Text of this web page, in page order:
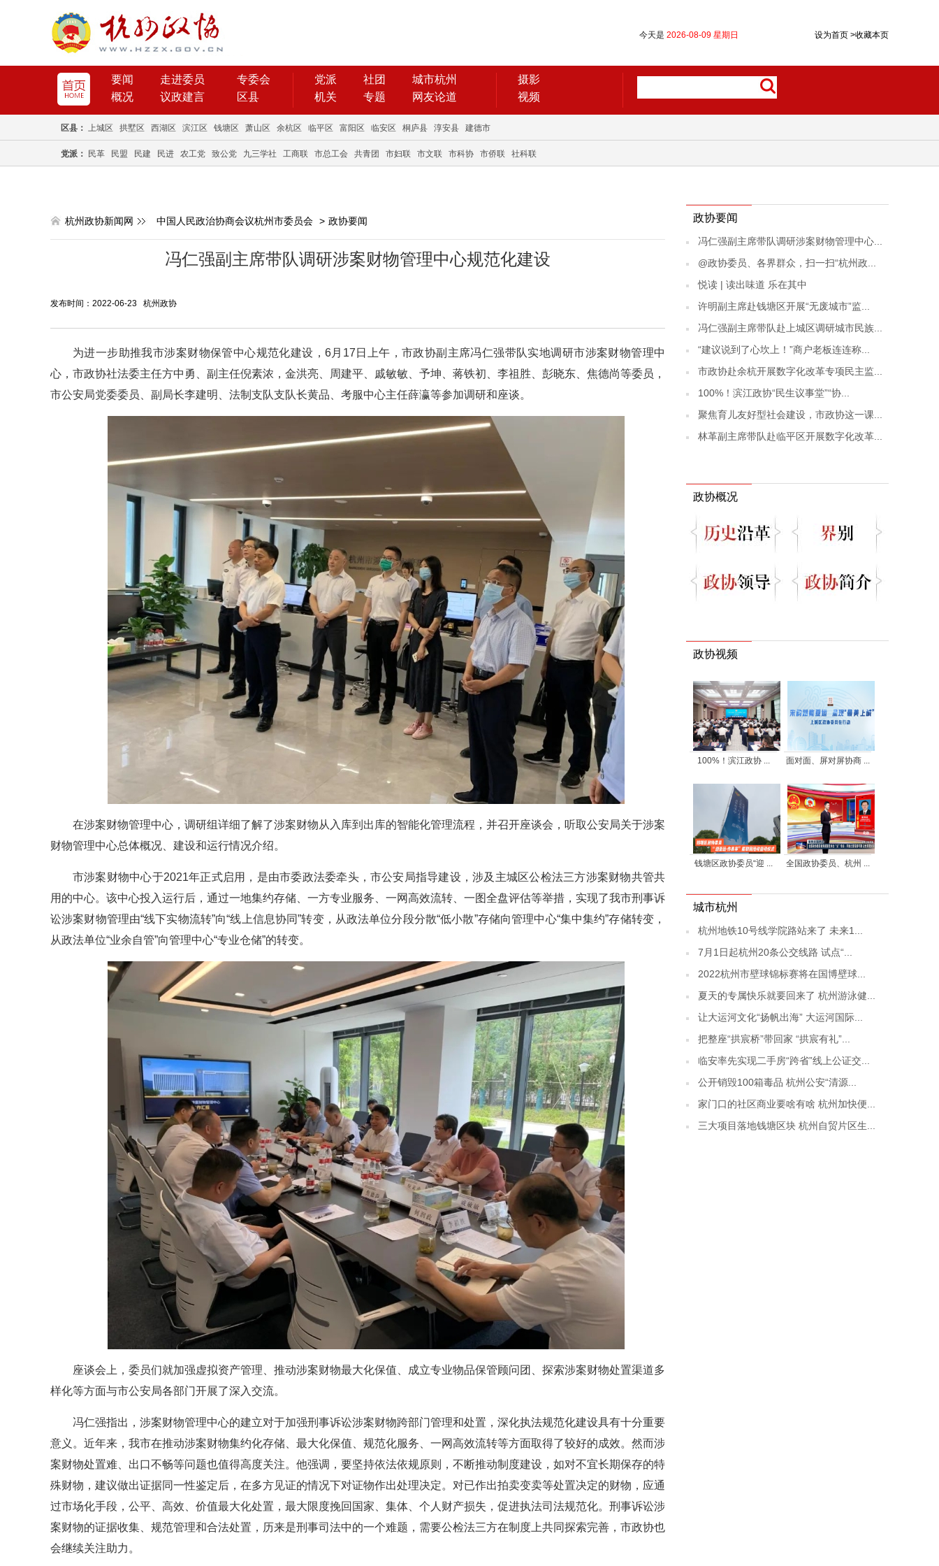
设为首页 >收藏本页
今天是 2026-08-09 星期日
要闻 走进委员
专委会
概况
议政建言 区县
党派 社团
城市杭州
机关
专题 网友论道
摄影
视频
区县： 上城区 拱墅区 西湖区 滨江区 钱塘区 萧山区 余杭区 临平区 富阳区 临安区 桐庐县 淳安县 建德市
党派： 民革 民盟 民建 民进 农工党 致公党 九三学社 工商联 市总工会 共青团 市妇联 市文联 市科协 市侨联 社科联
杭州政协新闻网 中国人民政治协商会议杭州市委员会 > 政协要闻
冯仁强副主席带队调研涉案财物管理中心规范化建设
发布时间：2022-06-23 杭州政协
为进一步助推我市涉案财物保管中心规范化建设，6月17日上午，市政协副主席冯仁强带队实地调研市涉案财物管理中
心，市政协社法委主任方中勇、副主任倪素浓，金洪亮、周建平、戚敏敏、予坤、蒋铁初、李祖胜、彭晓东、焦德尚等委员，
市公安局党委委员、副局长李建明、法制支队支队长黄品、考服中心主任薛瀛等参加调研和座谈。
在涉案财物管理中心，调研组详细了解了涉案财物从入库到出库的智能化管理流程，并召开座谈会，听取公安局关于涉案
财物管理中心总体概况、建设和运行情况介绍。
市涉案财物中心于2021年正式启用，是由市委政法委牵头，市公安局指导建设，涉及主城区公检法三方涉案财物共管共
用的中心。该中心投入运行后，通过一地集约存储、一方专业服务、一网高效流转、一图全盘评估等举措，实现了我市刑事诉
讼涉案财物管理由“线下实物流转”向“线上信息协同”转变，从政法单位分段分散“低小散”存储向管理中心“集中集约”存储转变，
从政法单位“业余自管”向管理中心“专业仓储”的转变。
座谈会上，委员们就加强虚拟资产管理、推动涉案财物最大化保值、成立专业物品保管顾问团、探索涉案财物处置渠道多
样化等方面与市公安局各部门开展了深入交流。
冯仁强指出，涉案财物管理中心的建立对于加强刑事诉讼涉案财物跨部门管理和处置，深化执法规范化建设具有十分重要
意义。近年来，我市在推动涉案财物集约化存储、最大化保值、规范化服务、一网高效流转等方面取得了较好的成效。然而涉
案财物处置难、出口不畅等问题也值得高度关注。他强调，要坚持依法依规原则，不断推动制度建设，如对不宜长期保存的特
殊财物，建议做出证据同一性鉴定后，在多方见证的情况下对证物作出处理决定。对已作出拍卖变卖等处置决定的财物，应通
过市场化手段，公平、高效、价值最大化处置，最大限度挽回国家、集体、个人财产损失，促进执法司法规范化。刑事诉讼涉
案财物的证据收集、规范管理和合法处置，历来是刑事司法中的一个难题，需要公检法三方在制度上共同探索完善，市政协也
会继续关注助力。
政协要闻
冯仁强副主席带队调研涉案财物管理中心...
@政协委员、各界群众，扫一扫“杭州政...
悦读 | 读出味道 乐在其中
许明副主席赴钱塘区开展“无废城市”监...
冯仁强副主席带队赴上城区调研城市民族...
“建议说到了心坎上！”商户老板连连称...
市政协赴余杭开展数字化改革专项民主监...
100%！滨江政协“民生议事堂”“协...
聚焦育儿友好型社会建设，市政协这一课...
林革副主席带队赴临平区开展数字化改革...
政协概况
政协视频
100%！滨江政协 ... 面对面、屏对屏协商 ...
钱塘区政协委员“迎 ... 全国政协委员、杭州 ...
城市杭州
杭州地铁10号线学院路站来了 未来1...
7月1日起杭州20条公交线路 试点“...
2022杭州市壁球锦标赛将在国博壁球...
夏天的专属快乐就要回来了 杭州游泳健...
让大运河文化“扬帆出海” 大运河国际...
把整座“拱宸桥”带回家 “拱宸有礼”...
临安率先实现二手房“跨省”线上公证交...
公开销毁100箱毒品 杭州公安“清源...
家门口的社区商业要啥有啥 杭州加快便...
三大项目落地钱塘区块 杭州自贸片区生...